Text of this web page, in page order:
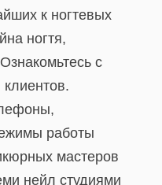
к ногтевых
ногтя,
с
работы
мастеров
нейл студиями